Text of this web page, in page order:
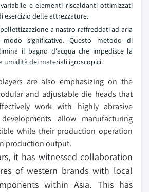
e elementi riscaldanti ottimizzati
esercizio delle attrezzature.
a nastro raffreddati ad aria
significativo. Questo metodo di
il bagno d'acqua che impedisce la
umidità dei materiali igroscopici.
are also emphasizing on the
and adjustable die heads that
work with highly abrasive
allow manufacturing
while their production operation
production output.
it has witnessed collaboration
of western brands with local
within Asia. This has